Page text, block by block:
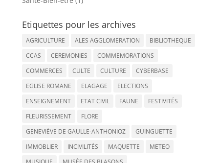
Etiquettes pour les archives
AGRICULTURE ALES AGGLOMERATION
BIBLIOTHEQUE
CCAS
CEREMONIES
COMMEMORATIONS
COMMERCES
CULTE CULTURE
CYBERBASE
EGLISE ROMANE
ELAGAGE
ELECTIONS
ENSEIGNEMENT
ETAT CIVIL FAUNE
FESTIVITÉS
FLEURISSEMENT
FLORE
GENEVIÈVE DE GAULLE-ANTHONIOZ
GUINGUETTE
IMMOBLIER
INCIVILITÉS MAQUETTE
METEO